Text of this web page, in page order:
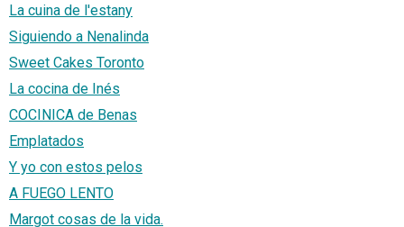
La cuina de l'estany
Siguiendo a Nenalinda
Sweet Cakes Toronto
La cocina de Inés
COCINICA de Benas
Emplatados
Y yo con estos pelos
A FUEGO LENTO
Margot cosas de la vida.